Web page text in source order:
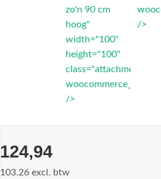
zo'n 90 cm
hoog"
width="100"
height="100"
class="attachment-
/>
/>
124,94
103.26 excl. btw